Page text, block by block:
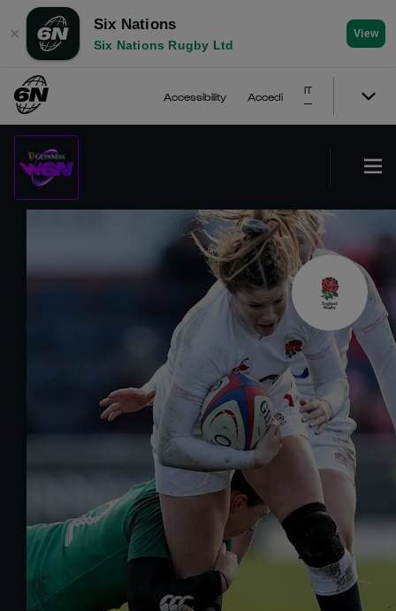
✕
Six Nations
Six Nations Rugby Ltd
View
Accessibility Accedi
IT